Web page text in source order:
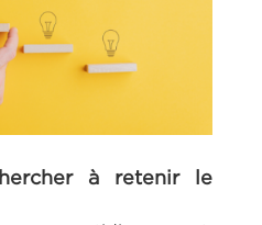
à retenir le